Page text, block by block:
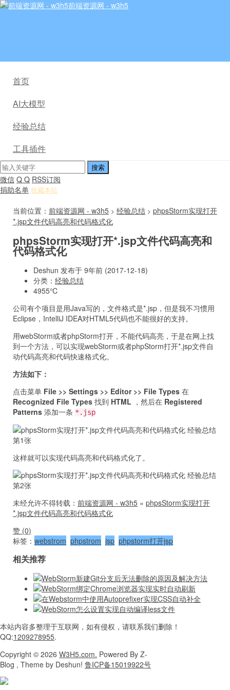
前端资源网 - w3h5
首页
AI大模型
经验总结
工具插件
微信 Q Q RSS订阅
捐助名单 收藏本站
当前位置： 前端资源网 - w3h5 > 经验总结 > phpsStorm实现打开
*.jsp文件代码高亮和代码格式化
phpsStorm实现打开*.jsp文件代码高亮和
代码格式化
Deshun 发布于 9年前 (2017-12-18)
分类： 经验总结
4955℃
公司有个项目是用Java写的，文件格式是*.jsp，但是我不习惯用
Eclipse，IntelliJ IDEA对HTML5代码也不能很好的支持。
用webStorm或者phpStorm打开，不能代码高亮，于是在网上找
到一个方法，可以实现webStorm或者phpStorm打开*.jsp文件自
动代码高亮和代码快速格式化。
方法如下：
点击菜单 File >> Settings >> Editor >> File Types 在
Recognized File Types 找到 HTML ，然后在 Registered
Patterns 添加一条 *.jsp
这样就可以实现代码高亮和代码格式化了。
未经允许不得转载： 前端资源网 - w3h5 » phpsStorm实现打开
*.jsp文件代码高亮和代码格式化
赞 (0)
标签： webstrom phpstrom jsp phpstorm打开jsp
相关推荐
WebStorm新建Git分支后无法删除的原因及解决方法
WebStorm绑定Chrome浏览器实现实时自动刷新
在Webstorm中使用Autoprefixer实现CSS自动补全
WebStorm怎么设置实现自动编译less文件
本站内容多整理于互联网， 如有侵权，请联系我们删除！
QQ:1209278955.
Copyright © 2026 W3H5.com. Powered By Z-
Blog , Theme by Deshun! 鲁ICP备15019922号